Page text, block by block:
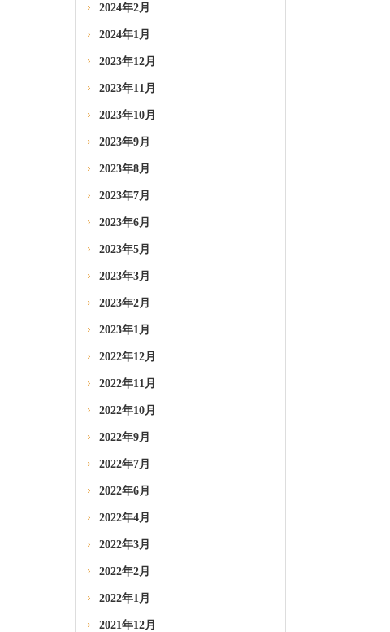
2024年2月
2024年1月
2023年12月
2023年11月
2023年10月
2023年9月
2023年8月
2023年7月
2023年6月
2023年5月
2023年3月
2023年2月
2023年1月
2022年12月
2022年11月
2022年10月
2022年9月
2022年7月
2022年6月
2022年4月
2022年3月
2022年2月
2022年1月
2021年12月